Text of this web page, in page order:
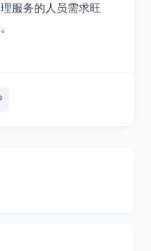
服务的人员需求旺